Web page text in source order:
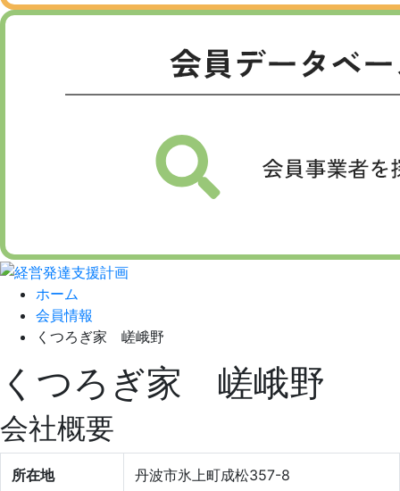
ホーム
会員情報
くつろぎ家 嵯峨野
くつろぎ家 嵯峨野
会社概要
所在地 丹波市氷上町成松357-8